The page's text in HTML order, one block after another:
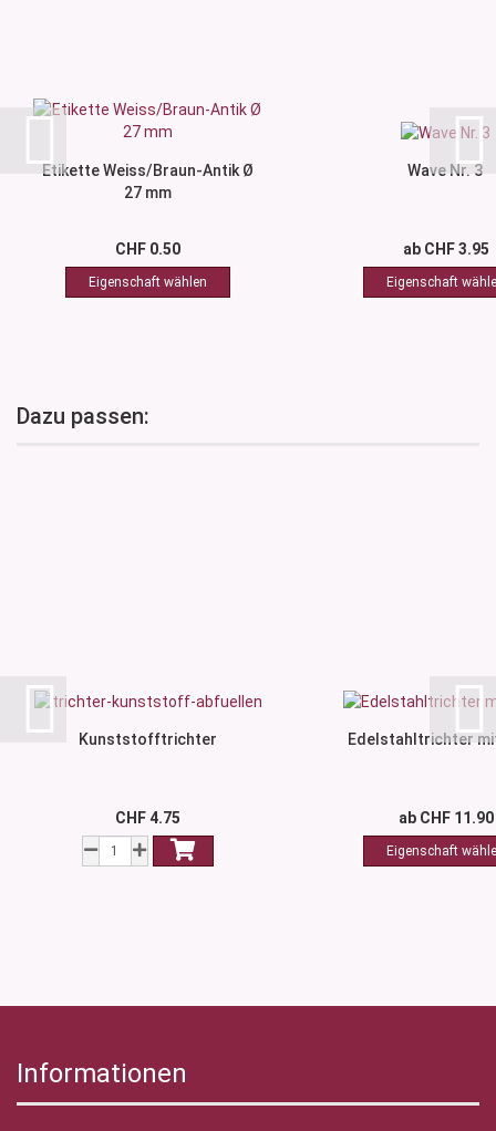
Etikette Weiss/Braun-Antik Ø
27 mm
CHF 0.50
Wave Nr. 3
ab CHF 3.95
Dazu passen:
Kunststofftrichter
CHF 4.75
Edelstahltrichter
ab CHF 11.90
Informationen